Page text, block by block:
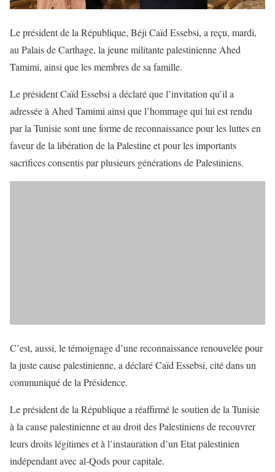
Le président de la République, Béji Caïd Essebsi, a reçu, mardi,
au Palais de Carthage, la jeune militante palestinienne Ahed
Tamimi, ainsi que les membres de sa famille.
Le président Caïd Essebsi a déclaré que l’invitation qu’il a
adressée à Ahed Tamimi ainsi que l’hommage qui lui est rendu
par la Tunisie sont une forme de reconnaissance pour les luttes en
faveur de la libération de la Palestine et pour les importants
sacrifices consentis par plusieurs générations de Palestiniens.
C’est, aussi, le témoignage d’une reconnaissance renouvelée pour
la juste cause palestinienne, a déclaré Caïd Essebsi, cité dans un
communiqué de la Présidence.
Le président de la République a réaffirmé le soutien de la Tunisie
à la cause palestinienne et au droit des Palestiniens de recouvrer
leurs droits légitimes et à l’instauration d’un Etat palestinien
indépendant avec al-Qods pour capitale.